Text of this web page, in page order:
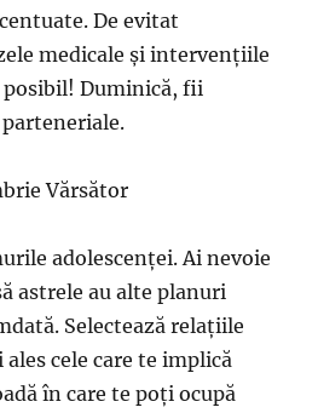
De evitat
medicale și intervențiile
Duminică, fii
Vărsător
adolescenței. Ai nevoie
astrele au alte planuri
Selectează relațiile
cele care te implică
în care te poți ocupă